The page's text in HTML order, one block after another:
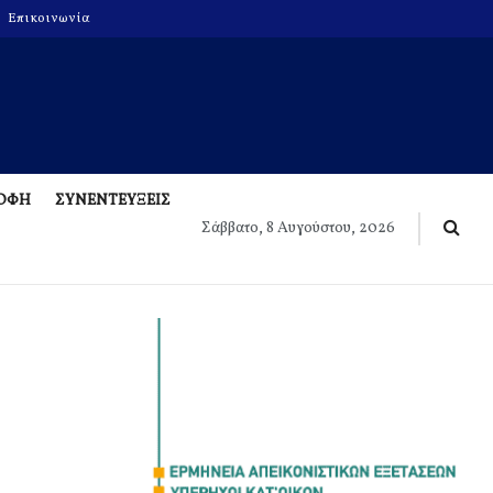
Επικοινωνία
ΣΥΝΕΝΤΕΥΞΕΙΣ
Σάββατο, 8 Αυγούστου, 2026